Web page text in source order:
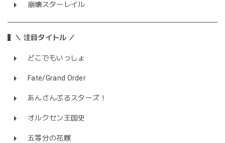
崩壊スターレイル
＼ 注目タイトル ／
どこでもいっしょ
Fate/Grand Order
あんさんぶるスターズ！
オルクセン王国史
五等分の花嫁